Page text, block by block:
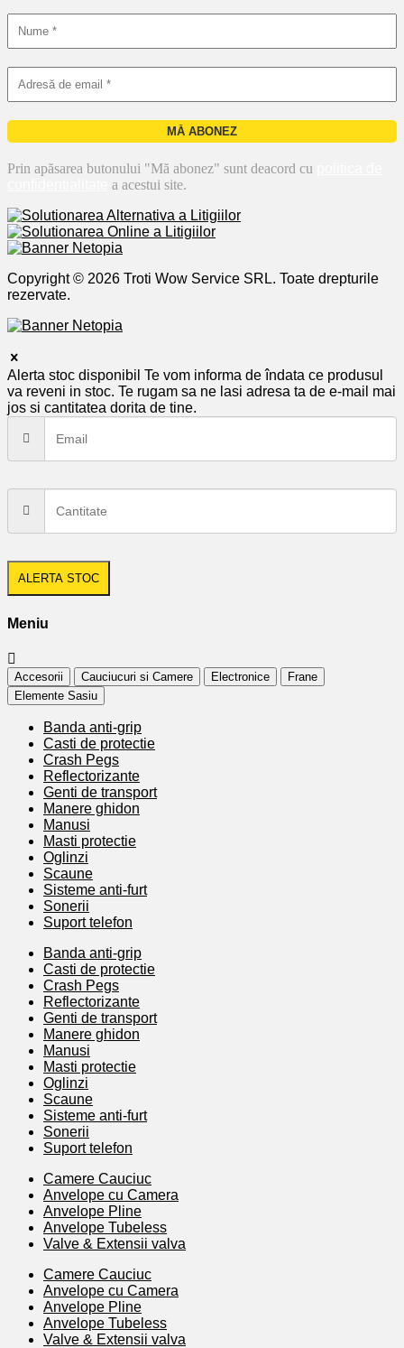
Prin apăsarea butonului "Mă abonez" sunt deacord cu
a acestui site.
Copyright © 2026 Troti Wow Service SRL. Toate drepturile
rezervate.
Alerta stoc disponibil Te vom informa de îndata ce produsul
va reveni in stoc. Te rugam sa ne lasi adresa ta de e-mail mai
jos si cantitatea dorita de tine.
ALERTA STOC
Meniu
Accesorii Cauciucuri si Camere Electronice
Frane
Elemente Sasiu
Banda anti-grip
Casti de protectie
Crash Pegs
Reflectorizante
Genti de transport
Manere ghidon
Manusi
Masti protectie
Oglinzi
Scaune
Sisteme anti-furt
Sonerii
Suport telefon
Banda anti-grip
Casti de protectie
Crash Pegs
Reflectorizante
Genti de transport
Manere ghidon
Manusi
Masti protectie
Oglinzi
Scaune
Sisteme anti-furt
Sonerii
Suport telefon
Camere Cauciuc
Anvelope cu Camera
Anvelope Pline
Anvelope Tubeless
Valve & Extensii valva
Camere Cauciuc
Anvelope cu Camera
Anvelope Pline
Anvelope Tubeless
Valve & Extensii valva